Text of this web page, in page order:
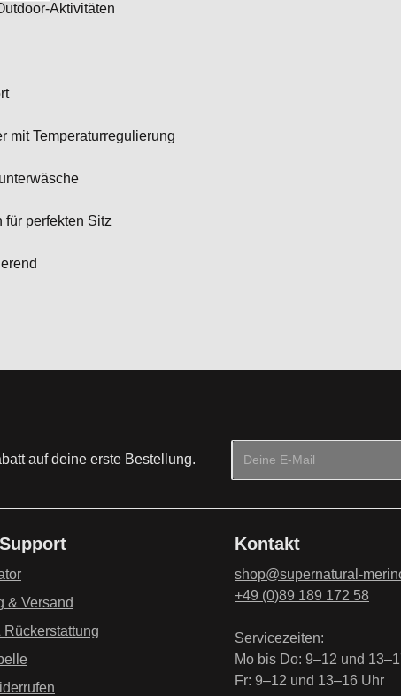
Aktivitäten
mit Temperaturregulierung
für perfekten Sitz
auf deine erste Bestellung.
genommen und die
einverstanden.*
Die mit einem Stern (*)
& Versand
Rückerstattung
Kontakt
shop@supernatural-
+49 (0)89 189 172 58
Servicezeiten:
Mo bis Do: 9–12 und
Fr: 9–12 und 13–16 Uhr